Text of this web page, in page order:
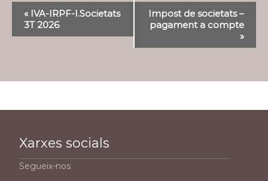
Navegació
d'Esdeveniment
«IVA-IRPF-I.Societats
3T 2026
Impost de societats –
pagament a compte
»
Xarxes socials
Segueix-nos